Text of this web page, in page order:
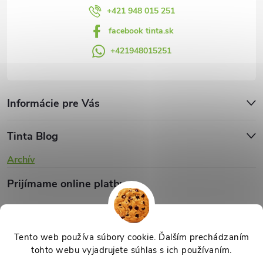
Tento web používa súbory cookie. Ďalším prechádzaním
tohto webu vyjadrujete súhlas s ich používaním.
s
u
+421 948 015 251
facebook tinta.sk
+421948015251
Informácie pre Vás
Tinta Blog
Archív
Prijímame online platby
TINTA.sk . Všetky práva vyhradené.